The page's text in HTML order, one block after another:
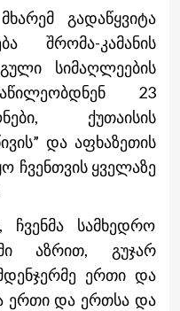
გადაწყვიტა
შრომა-კამანის
სიმაღლეების
23
ქუთაისის
და აფხაზეთის
ჩვენთვის ყველაზე
სამხედრო
აზრით, გუჯარ
ერთი და
ერთი და ერთსა და